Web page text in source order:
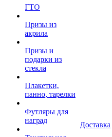
ГТО
Призы из
акрила
Призы и
подарки из
стекла
Плакетки,
панно, тарелки
Футляры для
наград
Доставка